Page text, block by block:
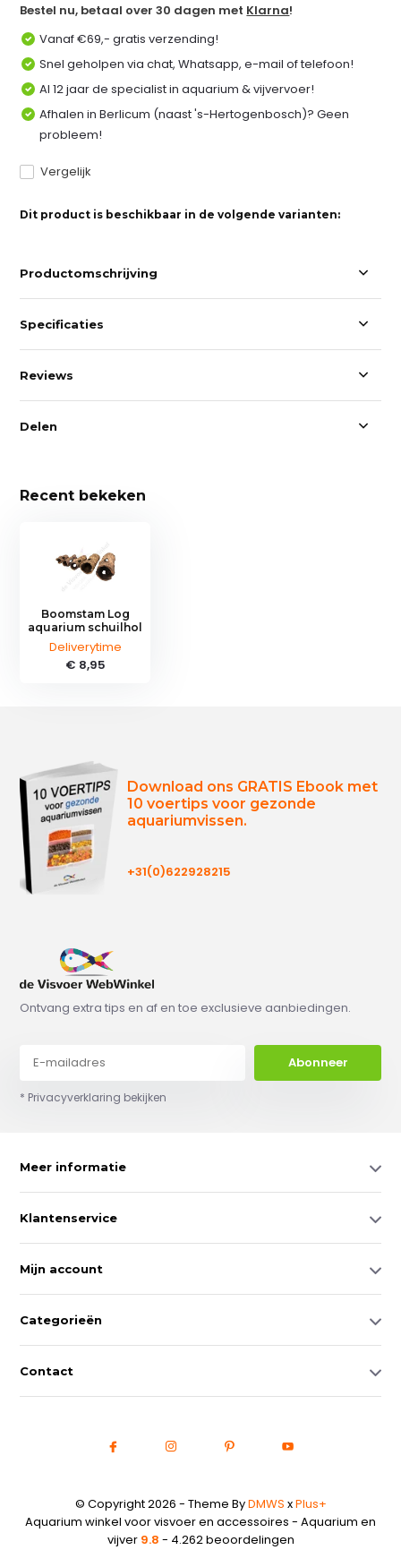
Bestel nu, betaal over 30 dagen met Klarna!
Vanaf €69,- gratis verzending!
Snel geholpen via chat, Whatsapp, e-mail of telefoon!
Al 12 jaar de specialist in aquarium & vijvervoer!
Afhalen in Berlicum (naast 's-Hertogenbosch)? Geen
probleem!
Vergelijk
Dit product is beschikbaar in de volgende varianten:
Productomschrijving
Specificaties
Reviews
Delen
Recent bekeken
Boomstam Log
aquarium schuilhol
Deliverytime
€ 8,95
Download ons GRATIS Ebook met
10 voertips voor gezonde
aquariumvissen.
+31(0)622928215
Ontvang extra tips en af en toe exclusieve aanbiedingen.
Abonneer
* Privacyverklaring bekijken
Meer informatie
Klantenservice
Mijn account
Categorieën
Contact
© Copyright 2026 - Theme ByDMWS xPlus+
Aquarium winkel voor visvoer en accessoires - Aquarium en
vijver 9.8 - 4.262 beoordelingen